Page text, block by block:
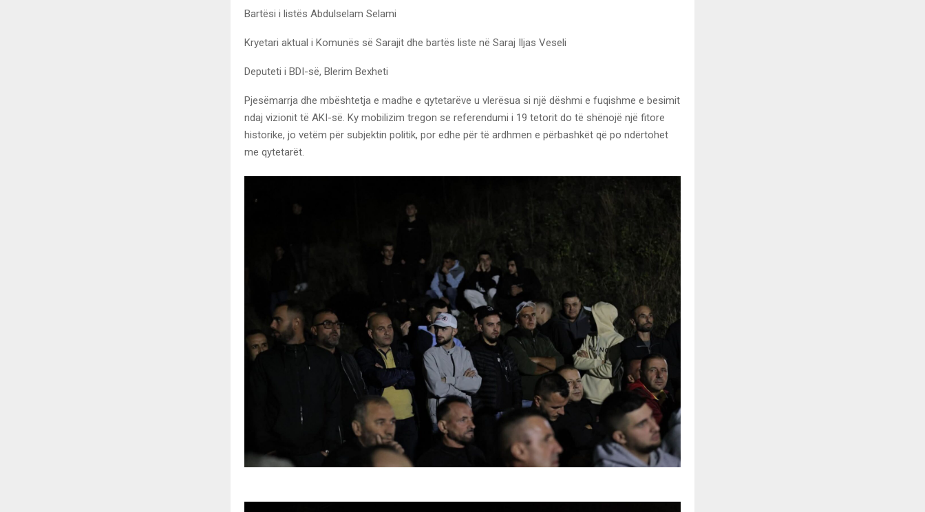
Bartësi i listës Abdulselam Selami
Kryetari aktual i Komunës së Sarajit dhe bartës liste në Saraj Iljas Veseli
Deputeti i BDI-së, Blerim Bexheti
Pjesëmarrja dhe mbështetja e madhe e qytetarëve u vlerësua si një dëshmi e fuqishme e besimit
ndaj vizionit të AKI-së. Ky mobilizim tregon se referendumi i 19 tetorit do të shënojë një fitore
historike, jo vetëm për subjektin politik, por edhe për të ardhmen e përbashkët që po ndërtohet
me qytetarët.